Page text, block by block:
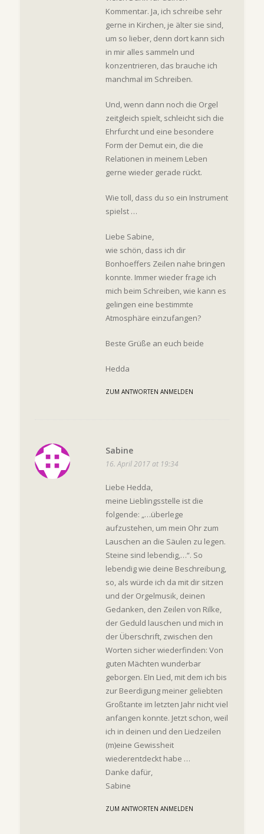
Kommentar. Ja, ich schreibe sehr
gerne in Kirchen, je älter sie sind,
um so lieber, denn dort kann sich
in mir alles sammeln und
konzentrieren, das brauche ich
manchmal im Schreiben.
Und, wenn dann noch die Orgel
zeitgleich spielt, schleicht sich die
Ehrfurcht und eine besondere
Form der Demut ein, die die
Relationen in meinem Leben
gerne wieder gerade rückt.
Wie toll, dass du so ein Instrument
spielst …
Liebe Sabine,
wie schön, dass ich dir
Bonhoeffers Zeilen nahe bringen
konnte. Immer wieder frage ich
mich beim Schreiben, wie kann es
gelingen eine bestimmte
Atmosphäre einzufangen?
Beste Grüße an euch beide
Hedda
ZUM ANTWORTEN ANMELDEN
Sabine
16. April 2017 at 19:34
Liebe Hedda,
meine Lieblingsstelle ist die
folgende: „…überlege
aufzustehen, um mein Ohr zum
Lauschen an die Säulen zu legen.
Steine sind lebendig,…“. So
lebendig wie deine Beschreibung,
so, als würde ich da mit dir sitzen
und der Orgelmusik, deinen
Gedanken, den Zeilen von Rilke,
der Geduld lauschen und mich in
der Überschrift, zwischen den
Worten sicher wiederfinden: Von
guten Mächten wunderbar
geborgen. EIn Lied, mit dem ich bis
zur Beerdigung meiner geliebten
Großtante im letzten Jahr nicht viel
anfangen konnte. Jetzt schon, weil
ich in deinen und den Liedzeilen
(m)eine Gewissheit
wiederentdeckt habe …
Danke dafür,
Sabine
ZUM ANTWORTEN ANMELDEN